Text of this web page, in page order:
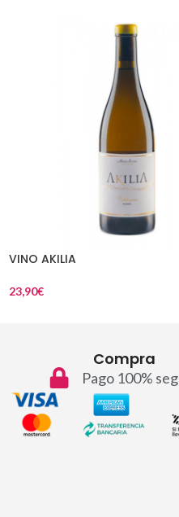
VINO AKILIA
23,90€
Compra
Pago 100%